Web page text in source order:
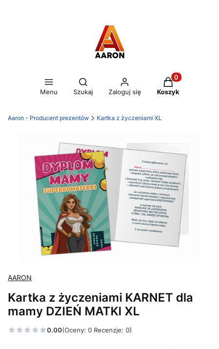
Menu
Otwórz wyszukiwarkę
Szukaj Zaloguj się
Produkty w
Koszyk
Aaron - Producent prezentów Kartka z życzeniami XL
AARON
Kartka z życzeniami KARNET dla
mamy DZIEŃ MATKI XL
0.00(Oceny: 0 Recenzje: 0)